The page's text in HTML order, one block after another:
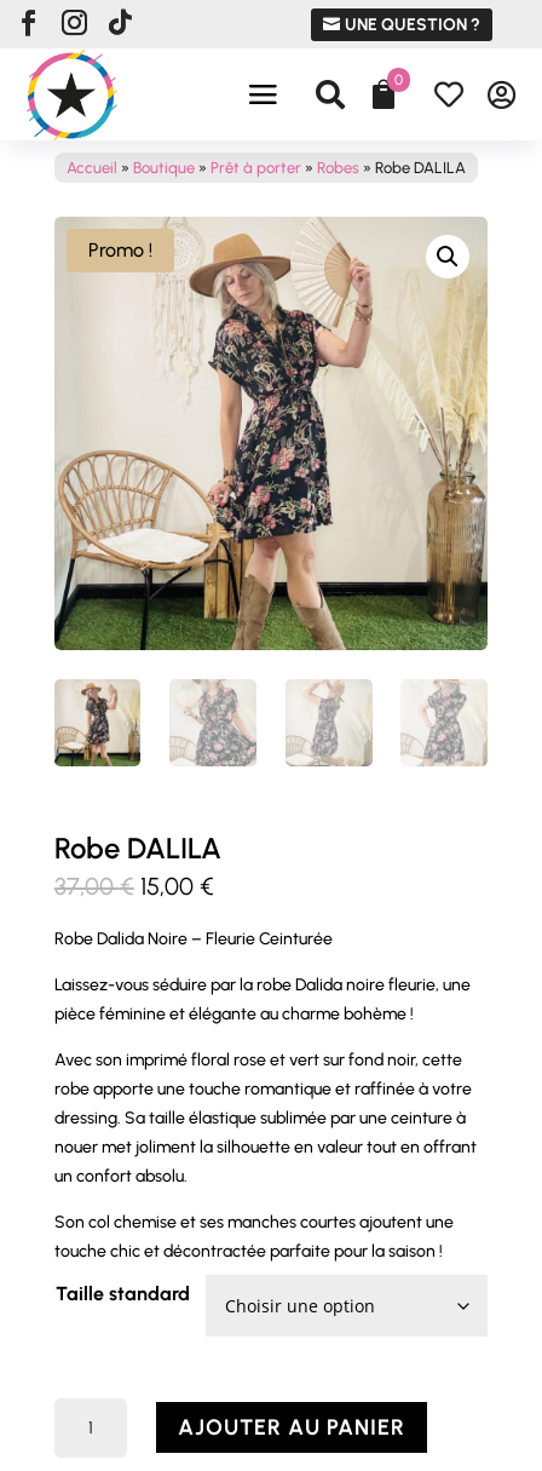
UNE QUESTION ?
 0  
Accueil » Boutique» Prêt à porter» Robes» Robe DALILA
Promo !
Robe DALILA
37,00€ Le
initial
était :
37,00 €.
15,00 €Le
actuel
est :
15,00 €.
Robe Dalida Noire – Fleurie Ceinturée
Laissez-vous séduire par la robe Dalida noire fleurie, une
pièce féminine et élégante au charme bohème !
Avec son imprimé floral rose et vert sur fond noir, cette
robe apporte une touche romantique et raffinée à votre
dressing. Sa taille élastique sublimée par une ceinture à
nouer met joliment la silhouette en valeur tout en offrant
un confort absolu.
Son col chemise et ses manches courtes ajoutent une
touche chic et décontractée parfaite pour la saison !
Taille standard
AJOUTER AU PANIER